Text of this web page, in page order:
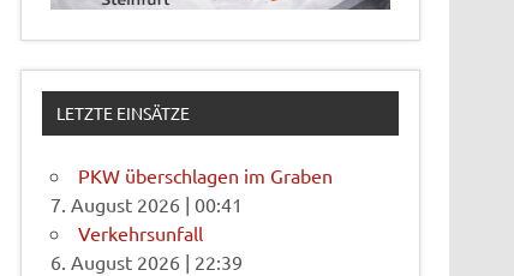
LETZTE EINSÄTZE
PKW überschlagen im Graben
7. August 2026 |00:41
Verkehrsunfall
6. August 2026 | 22:39